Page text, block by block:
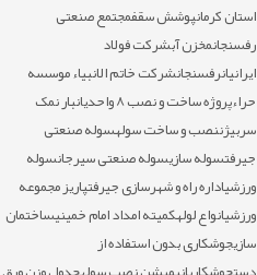
استان کرمانپوشش سقفمجتمع صنعتی
رفسنجانمخزن آبشرکت فولاد
ایرانیانرفسنجانشرکت خاتم الانبیاء موسسه
حراءپروژه ساخت و نصب 8 واحدی
انبار نمک
سربیژننصب و ساخت سولهسوله صنعتی
جیرفتسوله سازیسوله صنعتی سیرجانسوله
ورزشیاداره راه و شهرسازی جیرفتپاریز مجموعه
ورزشیانواع لولهکمیته امداد امام خمینیساختمان
سازیجوشکاری بدون استفاده از